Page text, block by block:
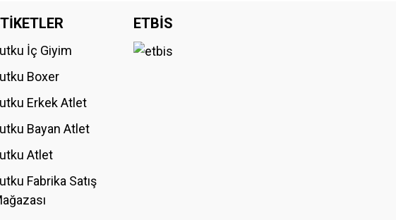
İç Giyim
Boxer
Erkek Atlet
Bayan Atlet
Atlet
Fabrika Satış
ETBİS